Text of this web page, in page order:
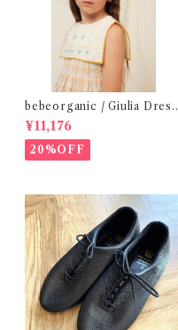
bebeorganic / Giulia Dress
Lagoon Check (2-6y)
¥11,176
20%OFF